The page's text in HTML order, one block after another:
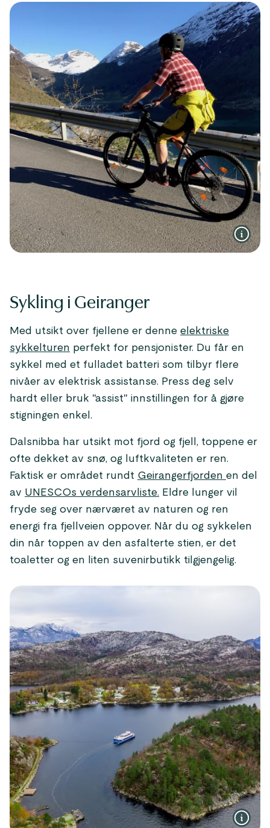
Sykling i Geiranger
Med utsikt over fjellene er denne elektriske
sykkelturen perfekt for pensjonister. Du får en
sykkel med et fulladet batteri som tilbyr flere
nivåer av elektrisk assistanse. Press deg selv
hardt eller bruk "assist" innstillingen for å gjøre
stigningen enkel.
Dalsnibba har utsikt mot fjord og fjell, toppene er
ofte dekket av snø, og luftkvaliteten er ren.
Faktisk er området rundt Geirangerfjorden en del
av UNESCOs verdensarvliste. Eldre lunger vil
fryde seg over nærværet av naturen og ren
energi fra fjellveien oppover. Når du og sykkelen
din når toppen av den asfalterte stien, er det
toaletter og en liten suvenirbutikk tilgjengelig.